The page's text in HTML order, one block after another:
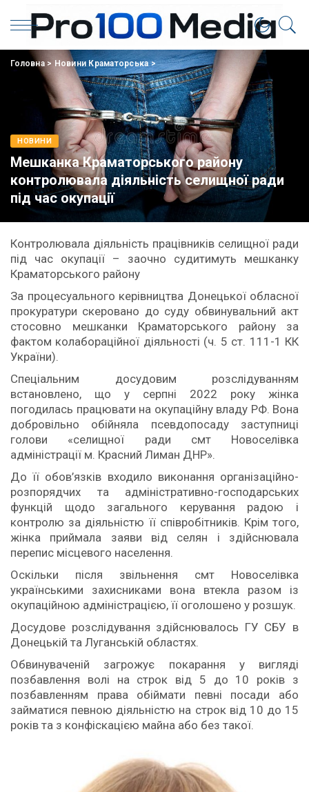
Головна> Новини Краматорська>
НОВИНИ
Мешканка Краматорського району
контролювала діяльність селищної ради
під час окупації
Контролювала діяльність працівників селищної ради
під час окупації – заочно судитимуть мешканку
Краматорського району
За процесуального керівництва Донецької обласної
прокуратури скеровано до суду обвинувальний акт
стосовно мешканки Краматорського району за
фактом колабораційної діяльності (ч. 5 ст. 111-1 КК
України).
Спеціальним досудовим розслідуванням
встановлено, що у серпні 2022 року жінка
погодилась працювати на окупаційну владу РФ. Вона
добровільно обійняла псевдопосаду заступниці
голови «селищної ради смт Новоселівка
адміністрації м. Красний Лиман ДНР».
До її обов’язків входило виконання організаційно-
розпорядчих та адміністративно-господарських
функцій щодо загального керування радою і
контролю за діяльністю її співробітників. Крім того,
жінка приймала заяви від селян і здійснювала
перепис місцевого населення.
Оскільки після звільнення смт Новоселівка
українськими захисниками вона втекла разом із
окупаційною адміністрацією, її оголошено у розшук.
Досудове розслідування здійснювалось ГУ СБУ в
Донецькій та Луганській областях.
Обвинуваченій загрожує покарання у вигляді
позбавлення волі на строк від 5 до 10 років з
позбавленням права обіймати певні посади або
займатися певною діяльністю на строк від 10 до 15
років та з конфіскацією майна або без такої.